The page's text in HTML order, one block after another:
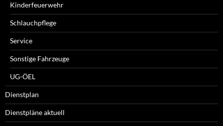
Kinderfeuerwehr
Schlauchpflege
Service
Sonstige Fahrzeuge
UG-ÖEL
Dienstplan
Dienstpläne aktuell